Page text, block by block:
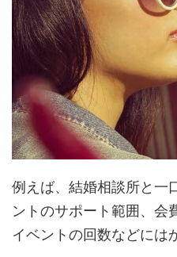
例えば、結婚相談所と一
ントのサポート範囲、会
イベントの回数などには